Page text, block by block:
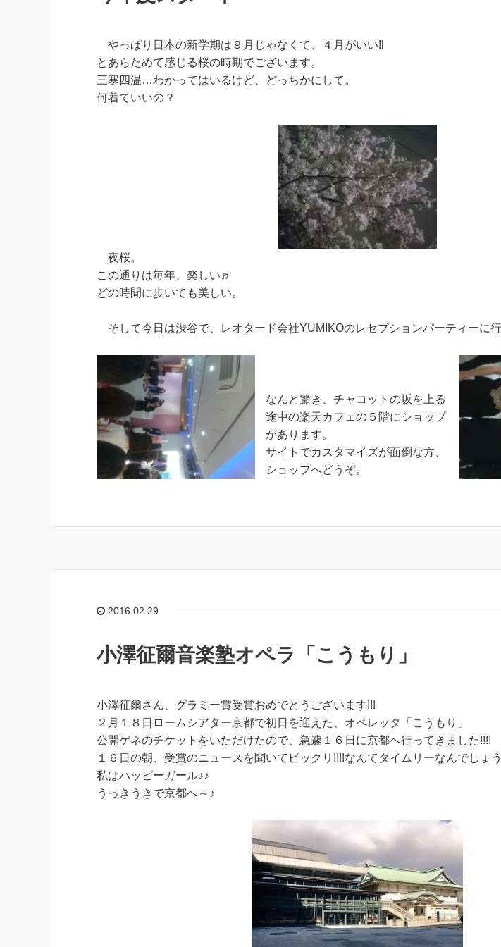
やっぱり日本の新学期は９月じゃなくて、４月がいい‼
とあらためて感じる桜の時期でございます。
三寒四温…わかってはいるけど、どっちかにして。
何着ていいの？
夜桜。
この通りは毎年、楽しい♬
どの時間に歩いても美しい。
そして今日は渋谷で、レオタード会社YUMIKOのレセプションパーティーに
なんと驚き、チャコットの坂を上る
途中の楽天カフェの５階にショップ
があります。
サイトでカスタマイズが面倒な方、
ショップへどうぞ。
2016.02.29
小澤征爾音楽塾オペラ「こうもり」
小澤征爾さん、グラミー賞受賞おめでとうございます!!!
２月１８日ロームシアター京都で初日を迎えた、オペレッタ「こうもり」
公開ゲネのチケットをいただけたので、急遽１６日に京都へ行ってきました!!!!
１６日の朝、受賞のニュースを聞いてビックリ!!!!なんてタイムリーなんでしょ
私はハッピーガール♪♪
うっきうきで京都へ～♪